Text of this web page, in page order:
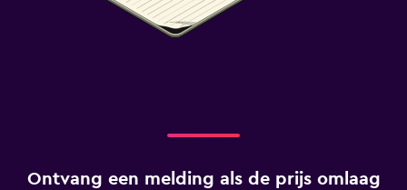
Ontvang een melding als de prijs omlaag